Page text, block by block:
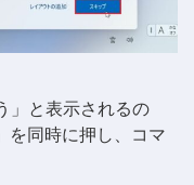
」と表示されるの
を同時に押し、コマ